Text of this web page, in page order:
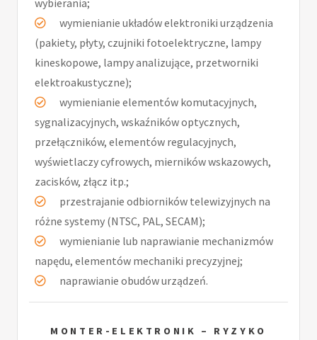
wybierania;
wymienianie układów elektroniki urządzenia
(pakiety, płyty, czujniki fotoelektryczne, lampy
kineskopowe, lampy analizujące, przetworniki
elektroakustyczne);
wymienianie elementów komutacyjnych,
sygnalizacyjnych, wskaźników optycznych,
przełączników, elementów regulacyjnych,
wyświetlaczy cyfrowych, mierników wskazowych,
zacisków, złącz itp.;
przestrajanie odbiorników telewizyjnych na
różne systemy (NTSC, PAL, SECAM);
wymienianie lub naprawianie mechanizmów
napędu, elementów mechaniki precyzyjnej;
naprawianie obudów urządzeń.
MONTER-ELEKTRONIK – RYZYKO